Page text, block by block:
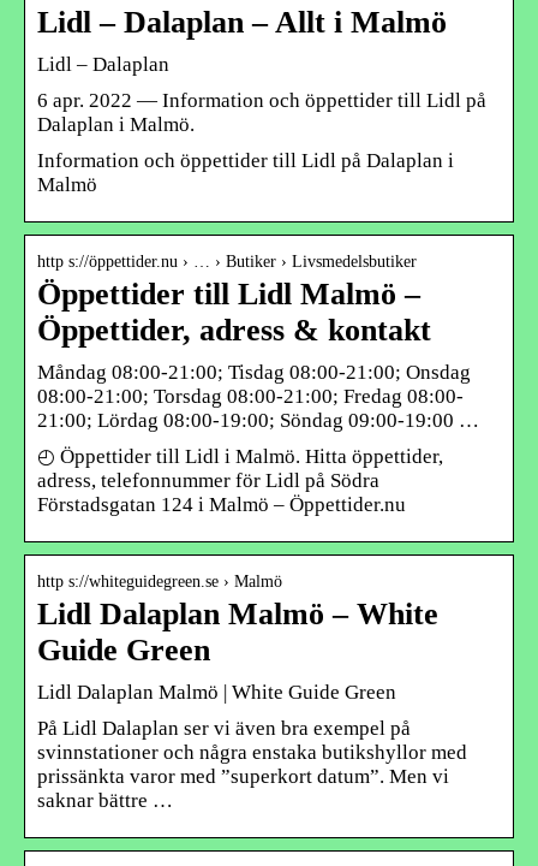
Lidl – Dalaplan – Allt i Malmö
Lidl – Dalaplan
6 apr. 2022 — Information och öppettider till Lidl på
Dalaplan i Malmö.
Information och öppettider till Lidl på Dalaplan i
Malmö
http s://öppettider.nu › … › Butiker › Livsmedelsbutiker
Öppettider till Lidl Malmö –
Öppettider, adress & kontakt
Måndag 08:00-21:00; Tisdag 08:00-21:00; Onsdag
08:00-21:00; Torsdag 08:00-21:00; Fredag 08:00-
21:00; Lördag 08:00-19:00; Söndag 09:00-19:00 …
◴ Öppettider till Lidl i Malmö. Hitta öppettider,
adress, telefonnummer för Lidl på Södra
Förstadsgatan 124 i Malmö – Öppettider.nu
http s://whiteguidegreen.se › Malmö
Lidl Dalaplan Malmö – White
Guide Green
Lidl Dalaplan Malmö | White Guide Green
På Lidl Dalaplan ser vi även bra exempel på
svinnstationer och några enstaka butikshyllor med
prissänkta varor med ”superkort datum”. Men vi
saknar bättre …